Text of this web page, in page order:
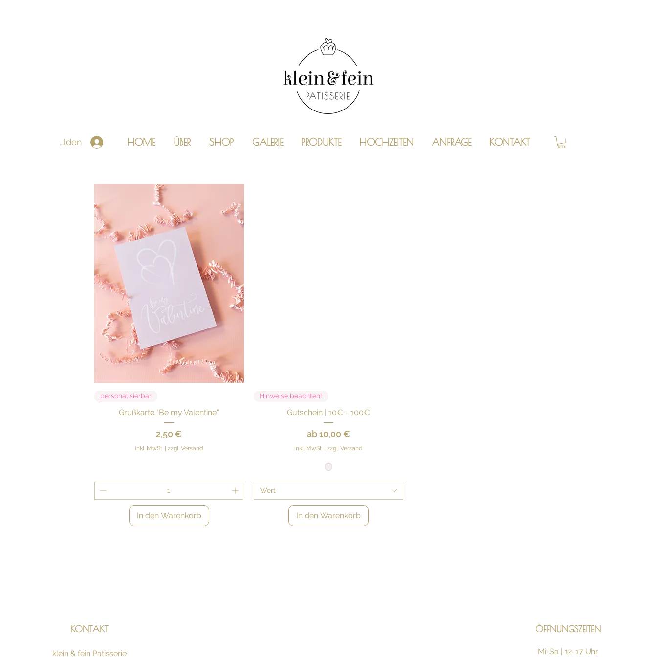
Anmelden HOME ÜBER SHOP GALERIE PRODUKTE HOCHZEITEN ANFRAGE KONTAKT
Schnellansicht
personalisierbar
Grußkarte "Be my Valentine"
Preis
2,50 €
inkl. MwSt. |zzgl. Versand
In den Warenkorb
Schnellansicht
Hinweise beachten!
Gutschein | 10€ - 100€
ab10,00 €
Sale-Preis
inkl. MwSt. |zzgl. Versand
Wert
In den Warenkorb
KONTAKT
klein & fein Patisserie
ÖFFNUNGSZEITEN
Mi-Sa | 12-17 Uhr